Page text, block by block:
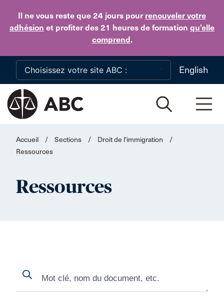
Il ne vous reste que 24 jours pour renouveler votre
adhésion et profiter des 21 heures de formation qu’elle
comprend.
Skip to main content
English
Accueil / Sections / Droit de l'immigration
/
Ressources
Ressources
Search
Search